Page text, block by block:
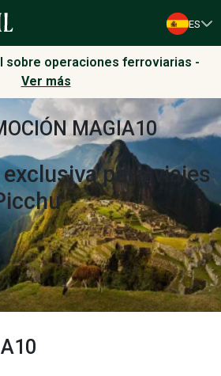
ES
sobre operaciones ferroviarias -
Ver más
MAGIA10
paraviajes